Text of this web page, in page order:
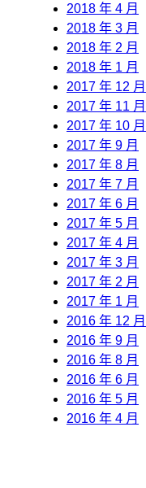
2018 年 4 月
2018 年 3 月
2018 年 2 月
2018 年 1 月
2017 年 12 月
2017 年 11 月
2017 年 10 月
2017 年 9 月
2017 年 8 月
2017 年 7 月
2017 年 6 月
2017 年 5 月
2017 年 4 月
2017 年 3 月
2017 年 2 月
2017 年 1 月
2016 年 12 月
2016 年 9 月
2016 年 8 月
2016 年 6 月
2016 年 5 月
2016 年 4 月